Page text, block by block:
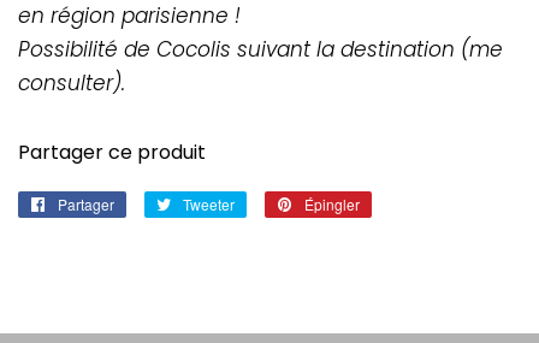
en région parisienne !
Possibilité de Cocolis suivant la destination (me
consulter).
Partager ce produit
Partager
Partager Tweeter
Tweeter
Épingler